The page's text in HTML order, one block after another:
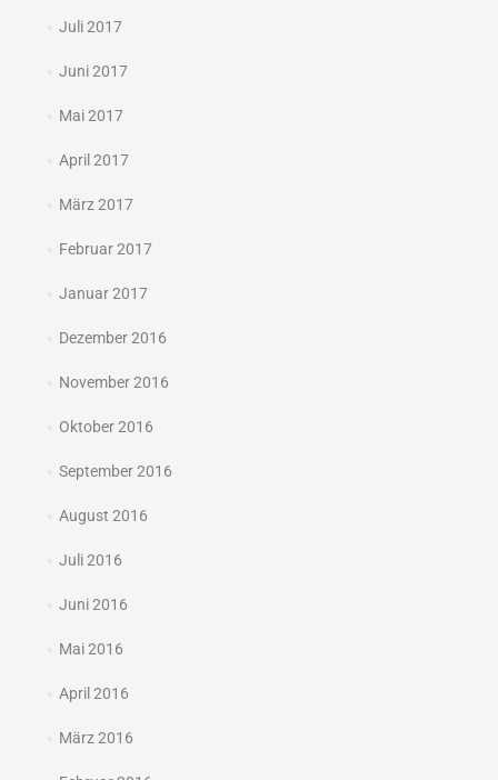
Juli 2017
Juni 2017
Mai 2017
April 2017
März 2017
Februar 2017
Januar 2017
Dezember 2016
November 2016
Oktober 2016
September 2016
August 2016
Juli 2016
Juni 2016
Mai 2016
April 2016
März 2016